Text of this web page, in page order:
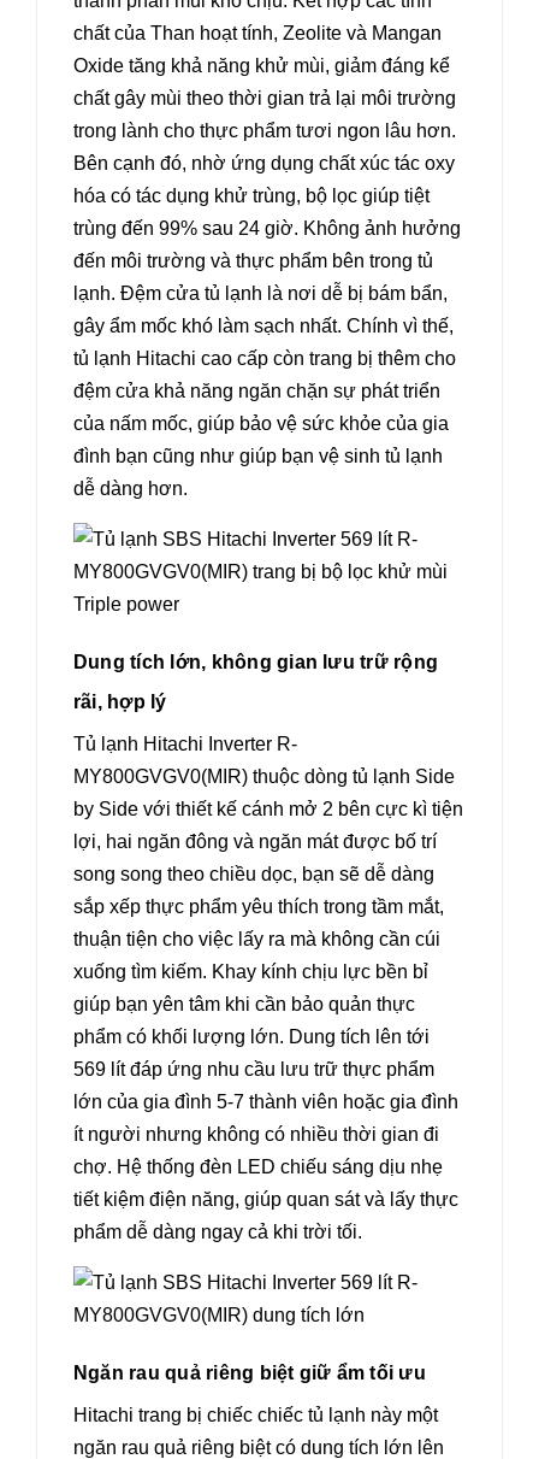
chất của Than hoạt tính, Zeolite và Mangan
Oxide tăng khả năng khử mùi, giảm đáng kể
chất gây mùi theo thời gian trả lại môi trường
trong lành cho thực phẩm tươi ngon lâu hơn.
Bên cạnh đó, nhờ ứng dụng chất xúc tác oxy
hóa có tác dụng khử trùng, bộ lọc giúp tiệt
trùng đến 99% sau 24 giờ. Không ảnh hưởng
đến môi trường và thực phẩm bên trong tủ
lạnh. Đệm cửa tủ lạnh là nơi dễ bị bám bẩn,
gây ẩm mốc khó làm sạch nhất. Chính vì thế,
tủ lạnh Hitachi cao cấp còn trang bị thêm cho
đệm cửa khả năng ngăn chặn sự phát triển
của nấm mốc, giúp bảo vệ sức khỏe của gia
đình bạn cũng như giúp bạn vệ sinh tủ lạnh
dễ dàng hơn.
Dung tích lớn, không gian lưu trữ rộng
rãi, hợp lý
Tủ lạnh Hitachi Inverter R-
MY800GVGV0(MIR) thuộc dòng tủ lạnh Side
by Side với thiết kế cánh mở 2 bên cực kì tiện
lợi, hai ngăn đông và ngăn mát được bố trí
song song theo chiều dọc, bạn sẽ dễ dàng
sắp xếp thực phẩm yêu thích trong tầm mắt,
thuận tiện cho việc lấy ra mà không cần cúi
xuống tìm kiếm. Khay kính chịu lực bền bỉ
giúp bạn yên tâm khi cần bảo quản thực
phẩm có khối lượng lớn. Dung tích lên tới
569 lít đáp ứng nhu cầu lưu trữ thực phẩm
lớn của gia đình 5-7 thành viên hoặc gia đình
ít người nhưng không có nhiều thời gian đi
chợ. Hệ thống đèn LED chiếu sáng dịu nhẹ
tiết kiệm điện năng, giúp quan sát và lấy thực
phẩm dễ dàng ngay cả khi trời tối.
Ngăn rau quả riêng biệt giữ ẩm tối ưu
Hitachi trang bị chiếc chiếc tủ lạnh này một
ngăn rau quả riêng biệt có dung tích lớn lên